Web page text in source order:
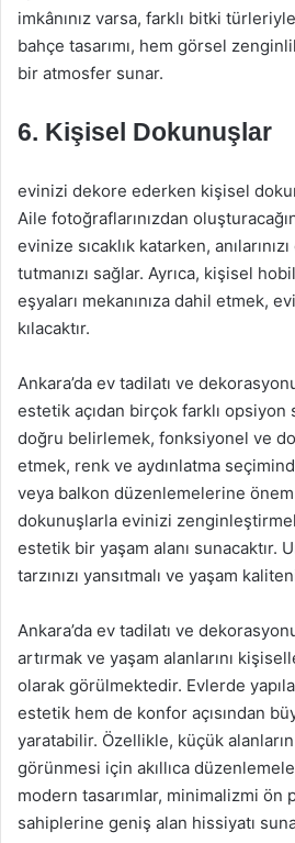
imkânınız varsa, farklı bitki
bahçe tasarımı, hem görsel
bir atmosfer sunar.
6. Kişisel Dokunuşlar
evinizi dekore ederken kişisel
Aile fotoğraflarınızdan
evinize sıcaklık katarken,
tutmanızı sağlar. Ayrıca, kişisel
eşyaları mekanınıza dahil etmek,
kılacaktır.
Ankara’da ev tadilatı ve
estetik açıdan birçok farklı opsiyon
doğru belirlemek, fonksiyonel ve
etmek, renk ve aydınlatma
veya balkon düzenlemelerine
dokunuşlarla evinizi
estetik bir yaşam alanı sunacaktır.
tarzınızı yansıtmalı ve yaşam
Ankara’da ev tadilatı ve
artırmak ve yaşam alanlarını
olarak görülmektedir. Evlerde
estetik hem de konfor açısından
yaratabilir. Özellikle, küçük
görünmesi için akıllıca
modern tasarımlar, minimalizmi ön
sahiplerine geniş alan hissiyatı